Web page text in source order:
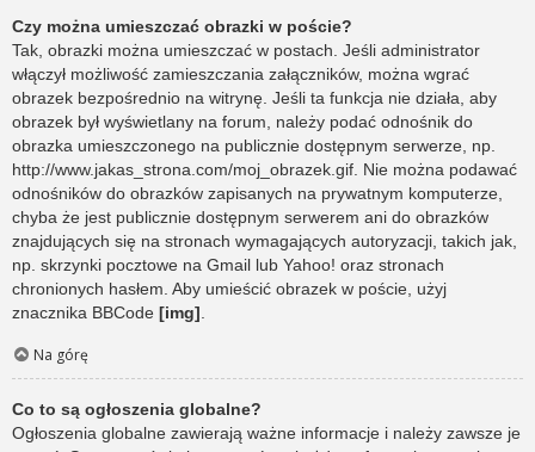
Czy można umieszczać obrazki w poście?
Tak, obrazki można umieszczać w postach. Jeśli administrator
włączył możliwość zamieszczania załączników, można wgrać
obrazek bezpośrednio na witrynę. Jeśli ta funkcja nie działa, aby
obrazek był wyświetlany na forum, należy podać odnośnik do
obrazka umieszczonego na publicznie dostępnym serwerze, np.
http://www.jakas_strona.com/moj_obrazek.gif. Nie można podawać
odnośników do obrazków zapisanych na prywatnym komputerze,
chyba że jest publicznie dostępnym serwerem ani do obrazków
znajdujących się na stronach wymagających autoryzacji, takich jak,
np. skrzynki pocztowe na Gmail lub Yahoo! oraz stronach
chronionych hasłem. Aby umieścić obrazek w poście, użyj
znacznika BBCode [img].
Na górę
Co to są ogłoszenia globalne?
Ogłoszenia globalne zawierają ważne informacje i należy zawsze je